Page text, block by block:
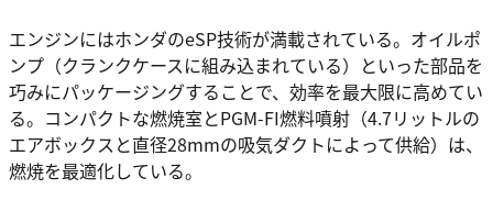
エンジンにはホンダのeSP技術が満載さ​​れている。オイルポ
ンプ（クランクケースに組み込まれている）といった部品を
巧みにパッケージングすることで、効率を最大限に高めてい
る。コンパクトな燃焼室とPGM-FI燃料噴射（4.7リットルの
エアボックスと直径28mmの吸気ダクトによって供給）は、
燃焼を最適化している。